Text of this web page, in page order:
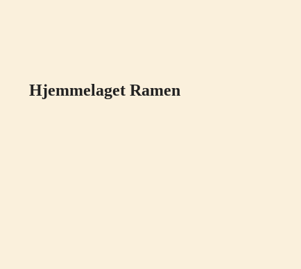
Hjemmelaget Ramen